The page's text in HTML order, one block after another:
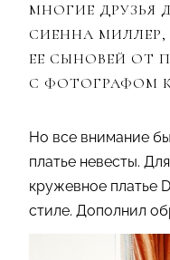
МНОГИЕ ДРУЗЬЯ
СИЕННА
ЕЕ СЫНОВЕЙ ОТ
С ФОТОГРАФОМ
Но все внимание
платье невесты.
кружевное платье
стиле. Дополнил